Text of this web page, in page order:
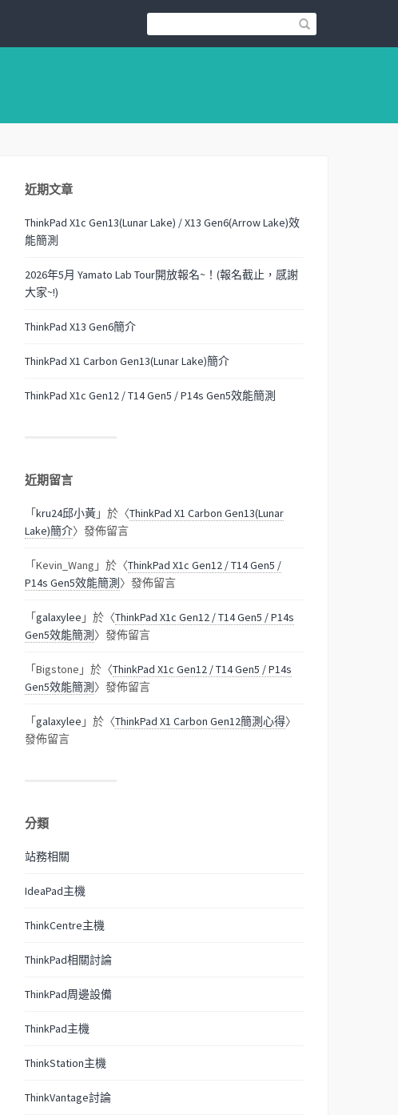
近期文章
ThinkPad X1c Gen13(Lunar Lake) / X13 Gen6(Arrow Lake)效
能簡測
2026年5月 Yamato Lab Tour開放報名~！(報名截止，感謝
大家~!)
ThinkPad X13 Gen6簡介
ThinkPad X1 Carbon Gen13(Lunar Lake)簡介
ThinkPad X1c Gen12 / T14 Gen5 / P14s Gen5效能簡測
近期留言
「kru24邱小黃」於〈ThinkPad X1 Carbon Gen13(Lunar
Lake)簡介〉發佈留言
「Kevin_Wang 」於〈ThinkPad X1c Gen12 / T14 Gen5 /
P14s Gen5效能簡測〉發佈留言
「galaxylee 」於〈ThinkPad X1c Gen12 / T14 Gen5 / P14s
Gen5效能簡測〉發佈留言
「Bigstone 」於〈ThinkPad X1c Gen12 / T14 Gen5 / P14s
Gen5效能簡測〉發佈留言
「galaxylee 」於〈ThinkPad X1 Carbon Gen12簡測心得〉
發佈留言
分類
站務相關
IdeaPad主機
ThinkCentre主機
ThinkPad相關討論
ThinkPad周邊設備
ThinkPad主機
ThinkStation主機
ThinkVantage討論